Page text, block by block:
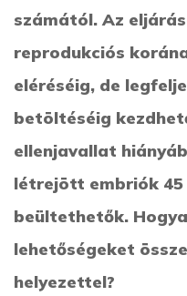
számától. Az
reprodukciós
eléréséig, de
betöltéséig
ellenjavallat
létrejött embriók 45
beültethetők.
lehetőségeket
helyezettel?